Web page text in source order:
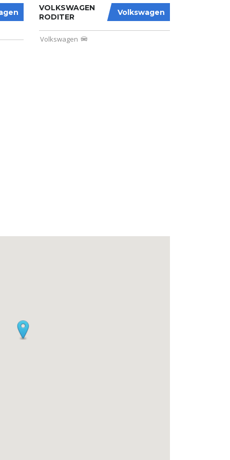
Volkswagen
VOLKSWAGEN
RODITER
Volkswagen